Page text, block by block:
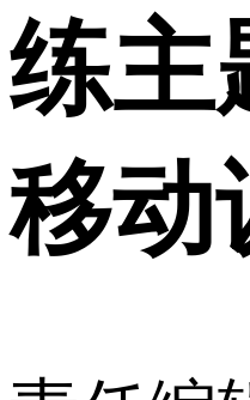
练主
移动